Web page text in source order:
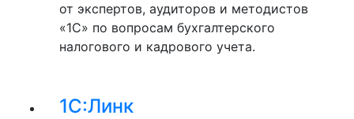
от экспертов, аудиторов и методистов
«1С» по вопросам бухгалтерского
налогового и кадрового учета.
1С:Линк